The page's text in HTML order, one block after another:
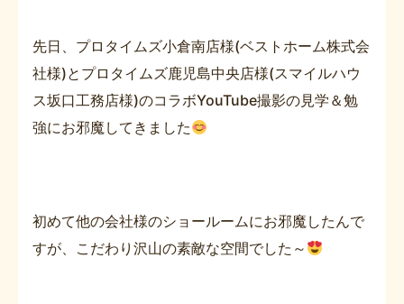
先日、プロタイムズ小倉南店様(ベストホーム株式会
社様)とプロタイムズ鹿児島中央店様(スマイルハウ
ス坂口工務店様)のコラボYouTube撮影の見学＆勉
強にお邪魔してきました
初めて他の会社様のショールームにお邪魔したんで
すが、こだわり沢山の素敵な空間でした～